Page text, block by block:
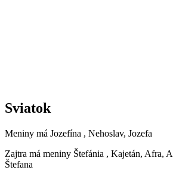
Sviatok
Meniny má Jozefína , Nehoslav, Jozefa
Zajtra má meniny Štefánia , Kajetán, Afra,
Štefana